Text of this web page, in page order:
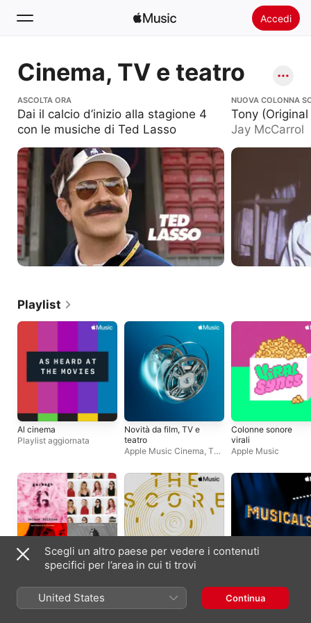
Accedi
Cerca
Home
Novità
Radio
Installare Apple Music
Cinema, TV e teatro
Dai il calcio d’inizio alla stagione 4 con le
musiche di Ted Lasso
ASCOLTA ORA
Dai il calcio d’inizio alla stagione 4
con le musiche di Ted Lasso
Tony (Original
NUOVA COLONNA
Tony
Jay McCarrol
Playlist
Al cinema
Playlist aggiornata
Brani che amiamo
Novità da film, TV e
teatro
Apple Music Cinema, TV
Apple Music Cinema, TV
Colonne sonore
virali
Apple Music
Apple Music
e teatro
Scegli un altro paese per vedere i contenuti
specifici per l’area in cui ti trovi
United States Continua